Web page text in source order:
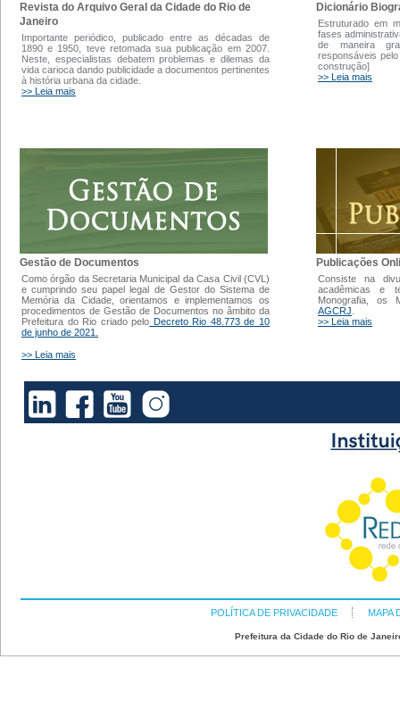
Revista do Arquivo Geral da Cidade do Rio de
Janeiro
Importante periódico, publicado entre as décadas de
1890 e 1950, teve retomada sua publicação em 2007.
Neste, especialistas debatem problemas e dilemas da
vida carioca dando publicidade a documentos pertinentes
à história urbana da cidade.
>> Leia mais
Dicionário
Estruturado em
fases
de maneira
responsáveis
construção]
>> Leia mais
Gestão de Documentos
Como órgão da Secretaria Municipal da Casa Civil (CVL)
e cumprindo seu papel legal de Gestor do Sistema de
Memória da Cidade, orientamos e implementamos os
procedimentos de Gestão de Documentos no âmbito da
Prefeitura do Rio criado pelo Decreto Rio 48.773 de 10
de junho de 2021.
>> Leia mais
Publicações
Consiste na
acadêmicas e
Monografia, os
AGCRJ
>> Leia mais
POLÍTICA DE PRIVACIDADE MAPA
Prefeitura da Cidade do Rio de